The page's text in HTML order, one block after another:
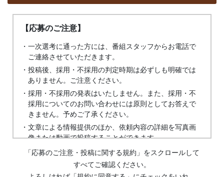
【応募のご注意】
・一次選考に通った方には、番組スタッフからお電話で
ご連絡させていただきます。
・投稿後、採用・不採用の判定時期は必ずしも明確では
ありません。ご注意ください。
・採用・不採用の発表はいたしません。また、採用・不
採用についてのお問い合わせには原則としてお答えで
きません。予めご了承ください。
・文章による情報提供のほか、依頼内容の詳細を写真画
像または動画で投稿することができます。
・投稿前には必ず、投稿に関する規約をお読みくださ
い。投稿を行った場合、朝日放送テレビは投稿に関す
る規約を投稿者が十分にご理解し、承諾されたものと
「応募のご注意・投稿に関する規約」をスクロールして
すべてご確認ください。